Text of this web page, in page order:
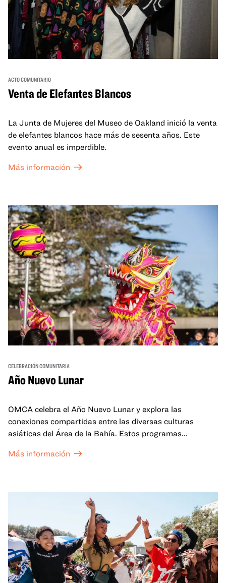
ACTO COMUNITARIO
Venta de Elefantes Blancos
La Junta de Mujeres del Museo de Oakland inició la venta
de elefantes blancos hace más de sesenta años. Este
evento anual es imperdible.
Más información
CELEBRACIÓN COMUNITARIA
Año Nuevo Lunar
OMCA celebra el Año Nuevo Lunar y explora las
conexiones compartidas entre las diversas culturas
asiáticas del Área de la Bahía. Estos programas
celebran y honran las tradiciones del Año Nuevo Lunar a
un espacio para que nuestras comunidades AAPI se
reúnan y se eleven mutuamente con círculos de curación
tanto presenciales como virtuales.
Más información